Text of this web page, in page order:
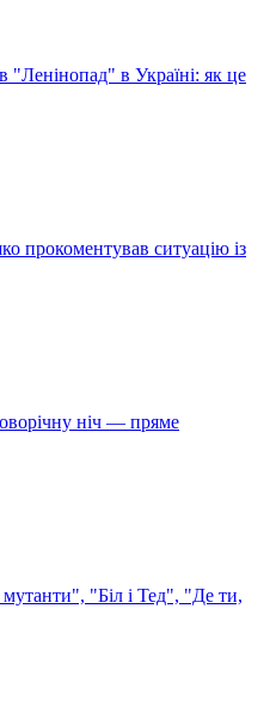
"Ленінопад" в Україні: як це
прокоментував ситуацію із
ніч — пряме
"Біл і Тед", "Де ти,